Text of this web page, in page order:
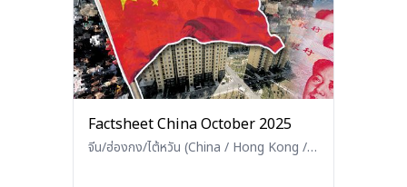
Factsheet China October 2025
จีน/ฮ่องกง/ไต้หวัน (China / Hong Kong /